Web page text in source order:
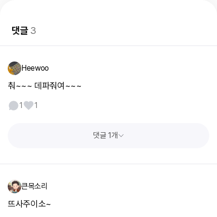
댓글3
Heewoo
춰~~~ 데파줘여~~~
1 1
댓글 1개
큰목소리
뜨사주이소~